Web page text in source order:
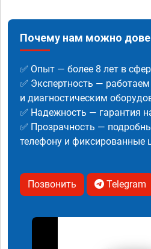
Почему нам можно
✅ Опыт — более 8 лет в
✅ Экспертность —
и диагностическим
✅ Надежность — гарантия
✅ Прозрачность —
телефону и фиксированные
Позвонить Telegram